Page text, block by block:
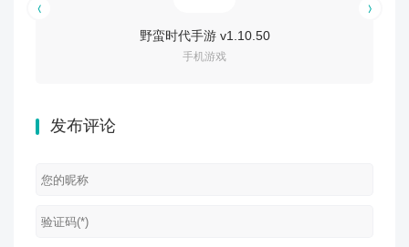
野蛮时代手游 v1.10.50
手机游戏
发布评论